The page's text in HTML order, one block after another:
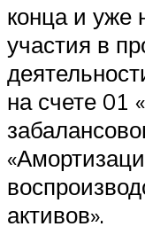
конца и уже
участия в
на счете 01
активов».